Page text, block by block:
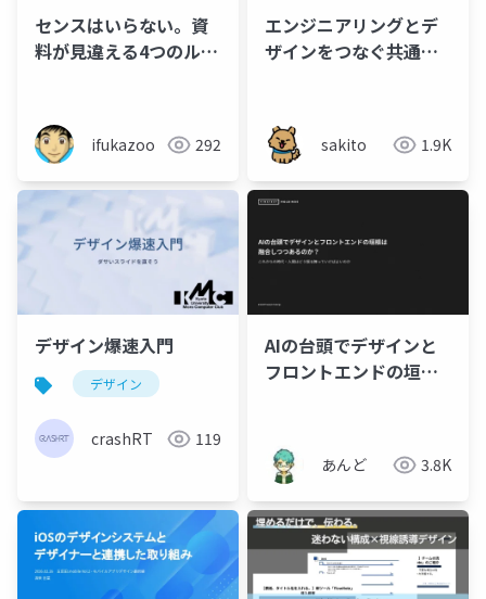
センスはいらない。資
料が見違える4つのルー
ifukazoo 292
エンジニアリングとデ
ザインをつなぐ共通言
sakito 1.9K
デザイン爆速入門
デザイン
crashRT 119
AIの台頭でデザインと
フロントエンドの垣根
あんど 3.8K